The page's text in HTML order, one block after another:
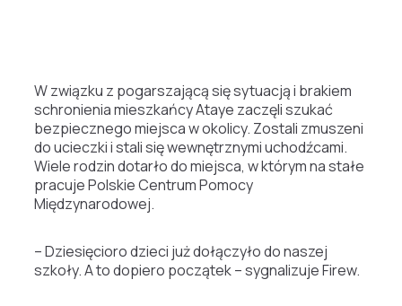
W związku z pogarszającą się sytuacją i brakiem
schronienia mieszkańcy Ataye zaczęli szukać
bezpiecznego miejsca w okolicy. Zostali zmuszeni
do ucieczki i stali się wewnętrznymi uchodźcami.
Wiele rodzin dotarło do miejsca, w którym na stałe
pracuje Polskie Centrum Pomocy
Międzynarodowej.
– Dziesięcioro dzieci już dołączyło do naszej
szkoły. A to dopiero początek – sygnalizuje Firew.